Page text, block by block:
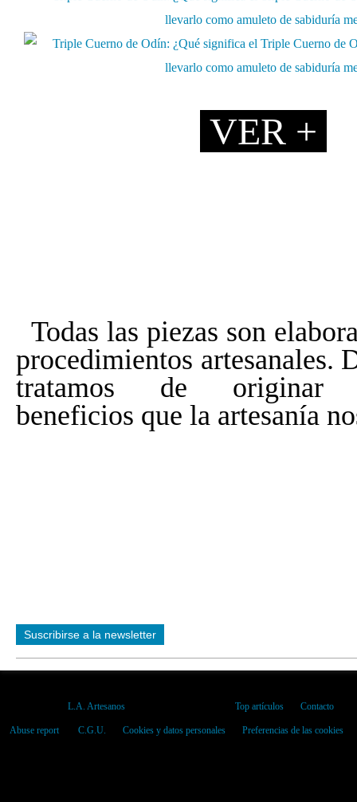
VER +
Todas las piezas son
procedimientos artesanales.
tratamos de
beneficios que la artesanía
Suscribirse a la newsletter
L.A. Artesanosen el portal de Overblog Top artículos Contacto
Abuse report C.G.U. Cookies y datos personales Preferencias de las cookies